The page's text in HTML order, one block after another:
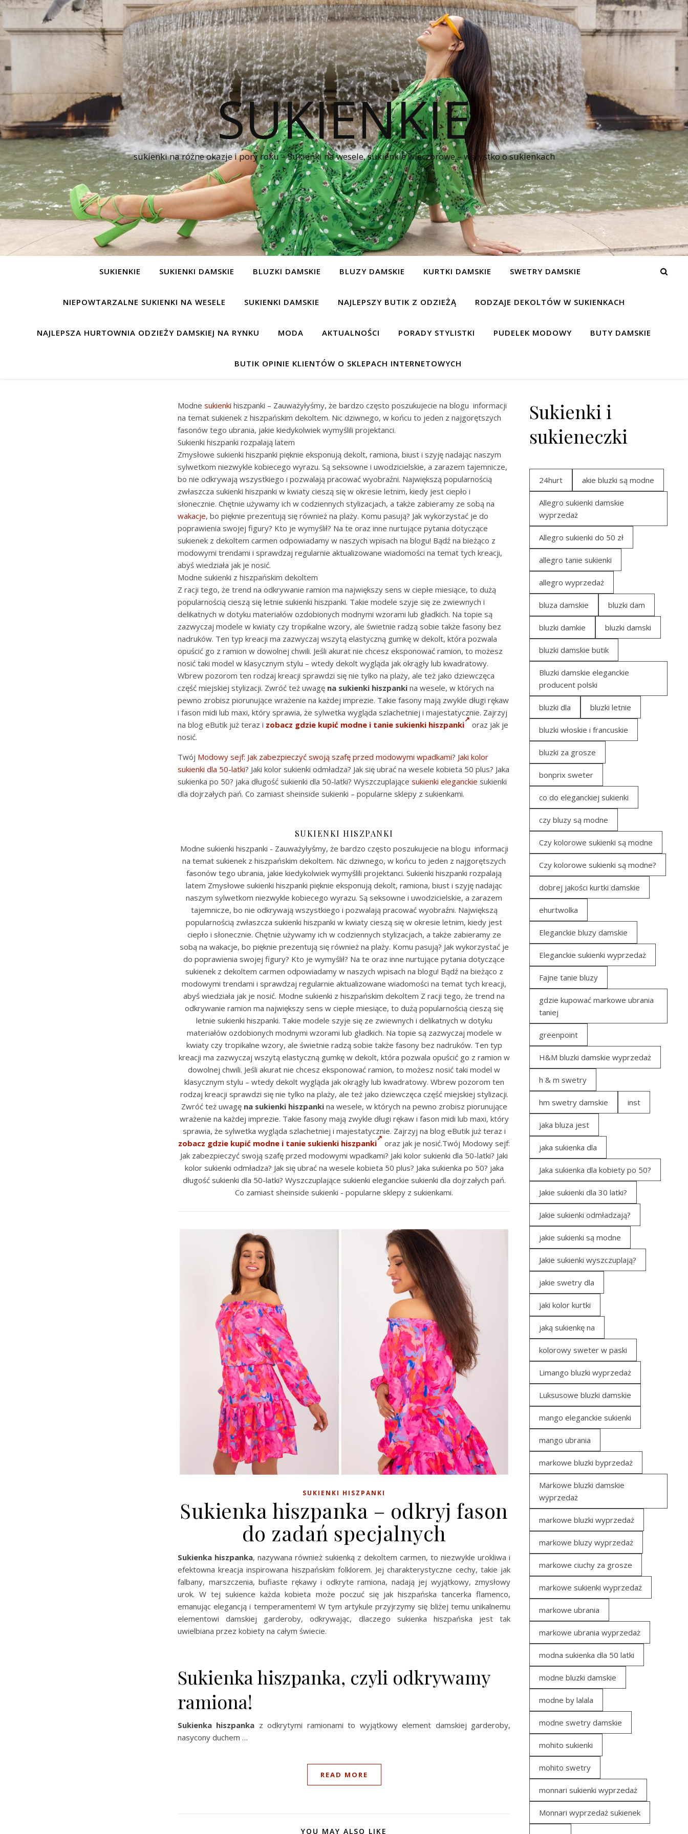
SUKIENKIE
sukienki na różne okazje i pory roku – Sukienki na wesele, sukienkie wieczorowe – wszystko o sukienkach
SUKIENKIE SUKIENKI DAMSKIE BLUZKI DAMSKIE BLUZY DAMSKIE KURTKI DAMSKIE SWETRY DAMSKIE
NIEPOWTARZALNE SUKIENKI NA WESELE SUKIENKI DAMSKIE NAJLEPSZY BUTIK Z ODZIEŻĄ RODZAJE DEKOLTÓW W SUKIENKACH
NAJLEPSZA HURTOWNIA ODZIEŻY DAMSKIEJ NA RYNKU MODA AKTUALNOŚCI PORADY STYLISTKI PUDELEK MODOWY BUTY DAMSKIE
BUTIK OPINIE KLIENTÓW O SKLEPACH INTERNETOWYCH
Modne sukienki hiszpanki – Zauważyłyśmy, że bardzo często poszukujecie na blogu informacji
na temat sukienek z hiszpańskim dekoltem. Nic dziwnego, w końcu to jeden z najgorętszych
fasonów tego ubrania, jakie kiedykolwiek wymyślili projektanci.
Sukienki hiszpanki rozpalają latem
Zmysłowe sukienki hiszpanki pięknie eksponują dekolt, ramiona, biust i szyję nadając naszym
sylwetkom niezwykle kobiecego wyrazu. Są seksowne i uwodzicielskie, a zarazem tajemnicze,
bo nie odkrywają wszystkiego i pozwalają pracować wyobraźni. Największą popularnością
zwłaszcza sukienki hiszpanki w kwiaty cieszą się w okresie letnim, kiedy jest ciepło i
słonecznie. Chętnie używamy ich w codziennych stylizacjach, a także zabieramy ze sobą na
wakacje, bo pięknie prezentują się również na plaży. Komu pasują? Jak wykorzystać je do
poprawienia swojej figury? Kto je wymyślił? Na te oraz inne nurtujące pytania dotyczące
sukienek z dekoltem carmen odpowiadamy w naszych wpisach na blogu! Bądź na bieżąco z
modowymi trendami i sprawdzaj regularnie aktualizowane wiadomości na temat tych kreacji,
abyś wiedziała jak je nosić.
Modne sukienki z hiszpańskim dekoltem
Z racji tego, że trend na odkrywanie ramion ma największy sens w ciepłe miesiące, to dużą
popularnością cieszą się letnie sukienki hiszpanki. Takie modele szyje się ze zwiewnych i
delikatnych w dotyku materiałów ozdobionych modnymi wzorami lub gładkich. Na topie są
zazwyczaj modele w kwiaty czy tropikalne wzory, ale świetnie radzą sobie także fasony bez
nadruków. Ten typ kreacji ma zazwyczaj wszytą elastyczną gumkę w dekolt, która pozwala
opuścić go z ramion w dowolnej chwili. Jeśli akurat nie chcesz eksponować ramion, to możesz
nosić taki model w klasycznym stylu – wtedy dekolt wygląda jak okrągły lub kwadratowy.
Wbrew pozorom ten rodzaj kreacji sprawdzi się nie tylko na plaży, ale też jako dziewczęca
część miejskiej stylizacji. Zwróć też uwagę na sukienki hiszpanki na wesele, w których na
pewno zrobisz piorunujące wrażenie na każdej imprezie. Takie fasony mają zwykle długi rękaw
i fason midi lub maxi, który sprawia, że sylwetka wygląda szlachetniej i majestatycznie. Zajrzyj
na blog eButik już teraz i zobacz gdzie kupić modne i tanie sukienki hiszpanki
oraz jak je
nosić.
Twój Modowy sejf: Jak zabezpieczyć swoją szafę przed modowymi wpadkami? Jaki kolor
sukienki dla 50-latki? Jaki kolor sukienki odmładza? Jak się ubrać na wesele kobieta 50 plus? Jaka
sukienka po 50? jaka długość sukienki dla 50-latki? Wyszczuplające sukienki eleganckie sukienki
dla dojrzałych pań. Co zamiast sheinside sukienki – popularne sklepy z sukienkami.
SUKIENKI HISZPANKI
Modne sukienki hiszpanki - Zauważyłyśmy, że bardzo często poszukujecie na blogu informacji
na temat sukienek z hiszpańskim dekoltem. Nic dziwnego, w końcu to jeden z najgorętszych
fasonów tego ubrania, jakie kiedykolwiek wymyślili projektanci. Sukienki hiszpanki rozpalają
latem Zmysłowe sukienki hiszpanki pięknie eksponują dekolt, ramiona, biust i szyję nadając
naszym sylwetkom niezwykle kobiecego wyrazu. Są seksowne i uwodzicielskie, a zarazem
tajemnicze, bo nie odkrywają wszystkiego i pozwalają pracować wyobraźni. Największą
popularnością zwłaszcza sukienki hiszpanki w kwiaty cieszą się w okresie letnim, kiedy jest
ciepło i słonecznie. Chętnie używamy ich w codziennych stylizacjach, a także zabieramy ze
sobą na wakacje, bo pięknie prezentują się również na plaży. Komu pasują? Jak wykorzystać je
do poprawienia swojej figury? Kto je wymyślił? Na te oraz inne nurtujące pytania dotyczące
sukienek z dekoltem carmen odpowiadamy w naszych wpisach na blogu! Bądź na bieżąco z
modowymi trendami i sprawdzaj regularnie aktualizowane wiadomości na temat tych kreacji,
abyś wiedziała jak je nosić. Modne sukienki z hiszpańskim dekoltem Z racji tego, że trend na
odkrywanie ramion ma największy sens w ciepłe miesiące, to dużą popularnością cieszą się
letnie sukienki hiszpanki. Takie modele szyje się ze zwiewnych i delikatnych w dotyku
materiałów ozdobionych modnymi wzorami lub gładkich. Na topie są zazwyczaj modele w
kwiaty czy tropikalne wzory, ale świetnie radzą sobie także fasony bez nadruków. Ten typ
kreacji ma zazwyczaj wszytą elastyczną gumkę w dekolt, która pozwala opuścić go z ramion w
dowolnej chwili. Jeśli akurat nie chcesz eksponować ramion, to możesz nosić taki model w
klasycznym stylu – wtedy dekolt wygląda jak okrągły lub kwadratowy. Wbrew pozorom ten
rodzaj kreacji sprawdzi się nie tylko na plaży, ale też jako dziewczęca część miejskiej stylizacji.
Zwróć też uwagę na sukienki hiszpankina wesele, w których na pewno zrobisz piorunujące
wrażenie na każdej imprezie. Takie fasony mają zwykle długi rękaw i fason midi lub maxi, który
sprawia, że sylwetka wygląda szlachetniej i majestatycznie. Zajrzyj na blog eButik już teraz i
zobacz gdzie kupić modne i tanie sukienki hiszpanki
oraz jak je nosić.Twój Modowy sejf:
Jak zabezpieczyć swoją szafę przed modowymi wpadkami? Jaki kolor sukienki dla 50-latki? Jaki
kolor sukienki odmładza? Jak się ubrać na wesele kobieta 50 plus? Jaka sukienka po 50? jaka
długość sukienki dla 50-latki? Wyszczuplające sukienki eleganckie sukienki dla dojrzałych pań.
Co zamiast sheinside sukienki - popularne sklepy z sukienkami.
SUKIENKI HISZPANKI
Sukienka hiszpanka – odkryj fason
do zadań specjalnych
Sukienka hiszpanka, nazywana również sukienką z dekoltem carmen, to niezwykle urokliwa i
efektowna kreacja inspirowana hiszpańskim folklorem. Jej charakterystyczne cechy, takie jak
falbany, marszczenia, bufiaste rękawy i odkryte ramiona, nadają jej wyjątkowy, zmysłowy
urok. W tej sukience każda kobieta może poczuć się jak hiszpańska tancerka flamenco,
emanując elegancją i temperamentem! W tym artykule przyjrzymy się bliżej temu unikalnemu
elementowi damskiej garderoby, odkrywając, dlaczego sukienka hiszpańska jest tak
uwielbiana przez kobiety na całym świecie.
Sukienka hiszpanka, czyli odkrywamy
ramiona!
Sukienka hiszpanka z odkrytymi ramionami to wyjątkowy element damskiej garderoby,
nasycony duchem …
READ MORE
YOU MAY ALSO LIKE
Sukienki i
sukieneczki
24hurt akie bluzki są modne
Allegro sukienki damskie
wyprzedaż
Allegro sukienki do 50 zł
allegro tanie sukienki
allegro wyprzedaż
bluza damskie bluzki dam
bluzki damkie bluzki damski
bluzki damskie butik
Bluzki damskie eleganckie
producent polski
bluzki dla bluzki letnie
bluzki włoskie i francuskie
bluzki za grosze
bonprix sweter
co do eleganckiej sukienki
czy bluzy są modne
Czy kolorowe sukienki są modne
Czy kolorowe sukienki są modne?
dobrej jakości kurtki damskie
ehurtwolka
Eleganckie bluzy damskie
Eleganckie sukienki wyprzedaż
Fajne tanie bluzy
gdzie kupować markowe ubrania
taniej
greenpoint
H&M bluzki damskie wyprzedaż
h & m swetry
hm swetry damskie inst
jaka bluza jest
jaka sukienka dla
Jaka sukienka dla kobiety po 50?
Jakie sukienki dla 30 latki?
Jakie sukienki odmładzają?
jakie sukienki są modne
Jakie sukienki wyszczuplają?
jakie swetry dla
jaki kolor kurtki
jaką sukienkę na
kolorowy sweter w paski
Limango bluzki wyprzedaż
Luksusowe bluzki damskie
mango eleganckie sukienki
mango ubrania
markowe bluzki byprzedaż
Markowe bluzki damskie
wyprzedaż
markowe bluzki wyprzedaż
markowe bluzy wyprzedaż
markowe ciuchy za grosze
markowe sukienki wyprzedaż
markowe ubrania
markowe ubrania wyprzedaż
modna sukienka dla 50 latki
modne bluzki damskie
modne by lalala
modne swetry damskie
mohito sukienki
mohito swetry
monnari sukienki wyprzedaż
Monnari wyprzedaż sukienek